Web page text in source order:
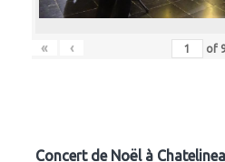
« ‹ of
Concert de Noël à